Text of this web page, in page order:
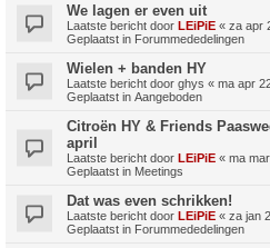
We lagen er even uit
Laatste bericht door LEiPiE « za apr
Geplaatst in Forummededelingen
Wielen + banden HY
Laatste bericht door ghys « ma apr
Geplaatst in Aangeboden
Citroën HY & Friends
april
Laatste bericht door LEiPiE « ma
Geplaatst in Meetings
Dat was even schrikken!
Laatste bericht door LEiPiE « za jan
Geplaatst in Forummededelingen